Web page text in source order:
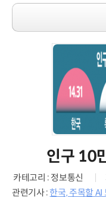
인구 10
카테고리 : 정보통신
관련기사 : 한국, 주목할 AI